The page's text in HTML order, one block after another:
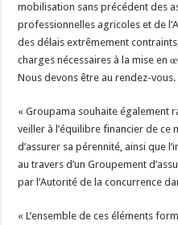
mobilisation sans précédent des
professionnelles agricoles et de
des délais extrêmement
charges nécessaires à la mise en
Nous devons être au rendez-vous.
« Groupama souhaite également
veiller à l’équilibre financier de ce
d’assurer sa pérennité, ainsi que
au travers d’un Groupement
par l’Autorité de la concurrence
« L’ensemble de ces éléments